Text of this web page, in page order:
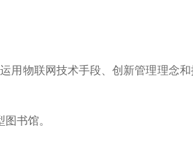
用物联网技术手段、创新管理理念和
书馆。